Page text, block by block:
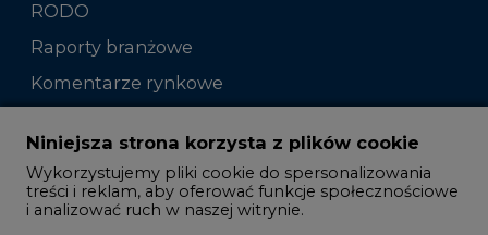
RODO
Raporty branżowe
Komentarze rynkowe
Zmiany kadrowe na rynku
Studio CIRE
Rozmowy o energetyce
Niniejsza strona korzysta z plików cookie
Wykorzystujemy pliki cookie do spersonalizowania
treści i reklam, aby oferować funkcje społecznościowe
i analizować ruch w naszej witrynie.